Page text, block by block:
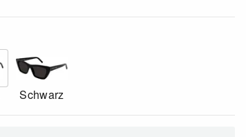
Schwarz